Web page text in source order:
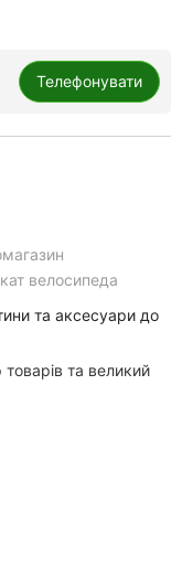
Телефонувати
велосипеда
та аксесуари до
та великий